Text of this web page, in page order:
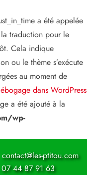
a été appelée
traduction pour le
Cela indique
ou le thème s’exécute
au moment de
dans WordPress
a été ajouté à la
wp-
contact@les-ptitou.com
07 44 87 91 63